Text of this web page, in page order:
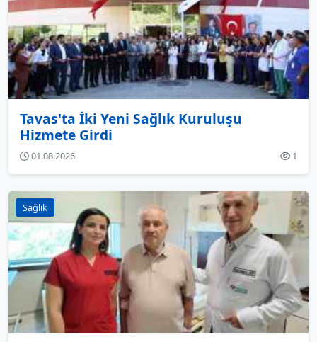
Tavas'ta İki Yeni Sağlık Kuruluşu
Hizmete Girdi
01.08.2026 1
Sağlık